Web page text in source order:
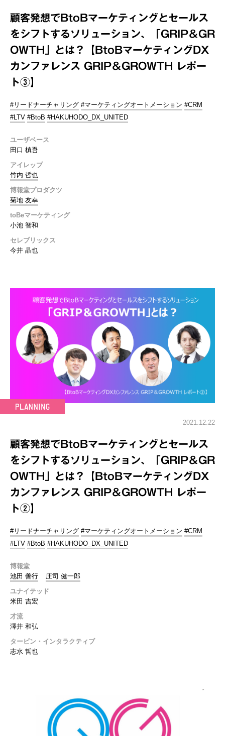
顧客発想でBtoBマーケティングとセールス
をシフトするソリューション、「GRIP＆GR
OWTH」とは？【BtoBマーケティングDX
カンファレンス GRIP＆GROWTH レポー
ト③】
#リードナーチャリング #マーケティングオートメーション #CRM
#LTV #BtoB #HAKUHODO_DX_UNITED
ユーザベース
田口 槙吾
アイレップ
竹内 哲也
博報堂プロダクツ
菊地 友幸
toBeマーケティング
小池 智和
セレブリックス
今井 晶也
2021.12.22
顧客発想でBtoBマーケティングとセールス
をシフトするソリューション、「GRIP＆GR
OWTH」とは？【BtoBマーケティングDX
カンファレンス GRIP＆GROWTH レポー
ト②】
#リードナーチャリング #マーケティングオートメーション #CRM
#LTV #BtoB #HAKUHODO_DX_UNITED
博報堂
池田 善行
庄司 健一郎
ユナイテッド
米田 吉宏
才流
澤井 和弘
タービン・インタラクティブ
志水 哲也